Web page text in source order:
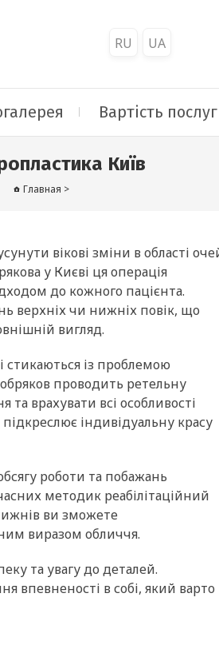
RU UA
Вартість послуг
Київ
Главная >
вікові зміни в області
у Києві ця операція
до кожного пацієнта.
верхніх чи нижніх повік, що
вигляд.
стикаються із проблемою
проводить ретельну
врахувати всі особливості
індивідуальну красу
роботи та побажань
методик реабілітаційний
ви зможете
виразом обличчя.
та увагу до деталей.
впевненості в собі, який варто